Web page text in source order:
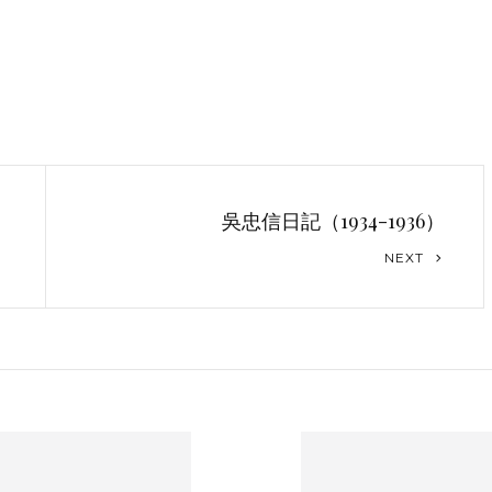
吳忠信日記（1934-1936）
NEXT